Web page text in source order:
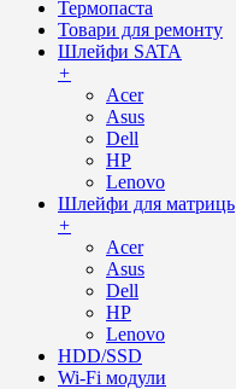
Термопаста
Товари для ремонту
Шлейфи SATA
+
Acer
Asus
Dell
HP
Lenovo
Шлейфи для матриць
+
Acer
Asus
Dell
HP
Lenovo
HDD/SSD
Wi-Fi модули